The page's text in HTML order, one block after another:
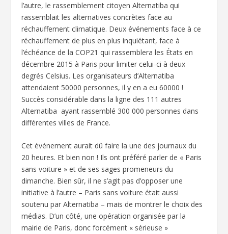
l’autre, le rassemblement citoyen Alternatiba qui
rassemblait les alternatives concrètes face au
réchauffement climatique. Deux événements face à ce
réchauffement de plus en plus inquiétant, face à
l’échéance de la COP21 qui rassemblera les États en
décembre 2015 à Paris pour limiter celui-ci à deux
degrés Celsius. Les organisateurs d’Alternatiba
attendaient 50000 personnes, il y en a eu 60000 !
Succès considérable dans la ligne des 111 autres
Alternatiba ayant rassemblé 300 000 personnes dans
différentes villes de France.
Cet événement aurait dû faire la une des journaux du
20 heures. Et bien non ! Ils ont préféré parler de « Paris
sans voiture » et de ses sages promeneurs du
dimanche. Bien sûr, il ne s’agit pas d’opposer une
initiative à l’autre – Paris sans voiture était aussi
soutenu par Alternatiba – mais de montrer le choix des
médias. D’un côté, une opération organisée par la
mairie de Paris, donc forcément « sérieuse »